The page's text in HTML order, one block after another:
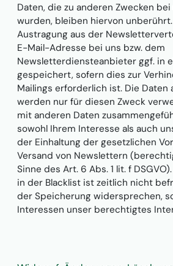
Daten, die zu anderen Zwecken
wurden, bleiben hiervon
Austragung aus der
E-Mail-Adresse bei uns bzw. dem
Newsletterdiensteanbieter ggf. in
gespeichert, sofern dies zur
Mailings erforderlich ist. Die Daten
werden nur für diesen Zweck
mit anderen Daten
sowohl Ihrem Interesse als auch
der Einhaltung der gesetzlichen
Versand von Newslettern
Sinne des Art. 6 Abs. 1 lit. f
in der Blacklist ist zeitlich nicht
der Speicherung widersprechen,
Interessen unser berechtigtes